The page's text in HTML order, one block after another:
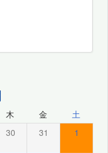
木 金 土
30 31 1